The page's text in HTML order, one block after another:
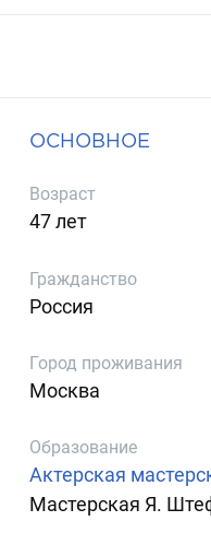
ОСНОВНОЕ
Возраст
47 лет
Гражданство
Россия
Город проживания
Москва
Образование
Актерская
Мастерская Я.